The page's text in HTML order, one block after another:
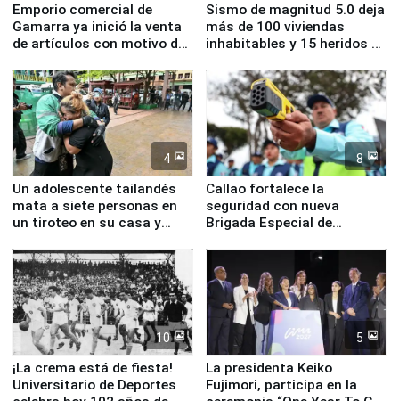
Emporio comercial de
Gamarra ya inició la venta
de artículos con motivo de
Sismo de magnitud 5.0 deja
más de 100 viviendas
inhabitables y 15 heridos en
4
Un adolescente tailandés
mata a siete personas en
un tiroteo en su casa y
8
Callao fortalece la
seguridad con nueva
Brigada Especial de
equipamiento para
Serenazgo
10
¡La crema está de fiesta!
Universitario de Deportes
5
La presidenta Keiko
Fujimori, participa en la